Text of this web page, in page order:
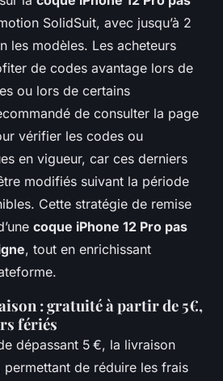
SolidSuit, avec jusqu’à 2
les modèles. Les acheteurs
de codes avantage lors de
ou lors de certains
de consulter la page
vérifier les codes ou
en vigueur, car ces derniers
modifiés suivant la période
Cette stratégie de remise
coque iPhone 12 Pro pas
, tout en enrichissant
: gratuité à partir de 5€,
fériés
dépassant 5 €, la livraison
de réduire les frais